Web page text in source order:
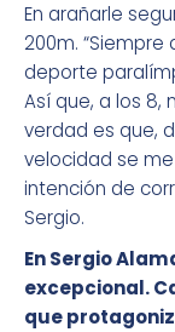
En arañarle
200m.
deporte
Así que, a los 8,
verdad es que,
velocidad se
intención de
Sergio.
En Sergio
excepcional.
que